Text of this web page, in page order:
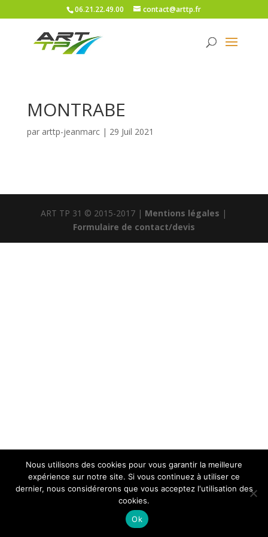
06.21.22.49.00 contact@arttp.fr
MONTRABE
par arttp-jeanmarc| 29 Juil 2021
ART TP 31 © 2015-2017 | Mentions légales |
Formulaire de contact/devis
Nous utilisons des cookies pour vous garantir la meilleure
expérience sur notre site. Si vous continuez à utiliser ce
dernier, nous considérerons que vous acceptez l'utilisation des
cookies.
Ok